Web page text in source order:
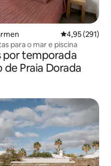
4,95 de uma
4,95 (291)
para o mar e piscina
por temporada
Praia Dorada